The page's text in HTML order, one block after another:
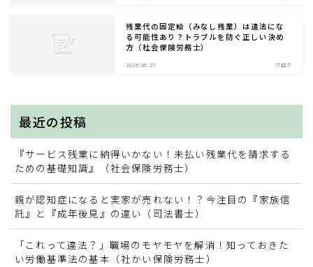
お問い合わせ
業務提携・連携の募集
残業代の固定給（みなし残業）は違法にな
る可能性あり？トラブルを防ぐ正しい決め
方（社会保険労務士）
2026.06.27 ブログ
最近の投稿
『サービス残業に納得いかない！未払い残業代を請求する
ための基礎知識』（社会保険労務士）
親が認知症になると実家が売れない！？今注目の『家族信
託』と『成年後見』の違い（司法書士）
「これって違法？」職場のモヤモヤを解消！知っておきた
い労働基準法の基本（社かい保険労務士）